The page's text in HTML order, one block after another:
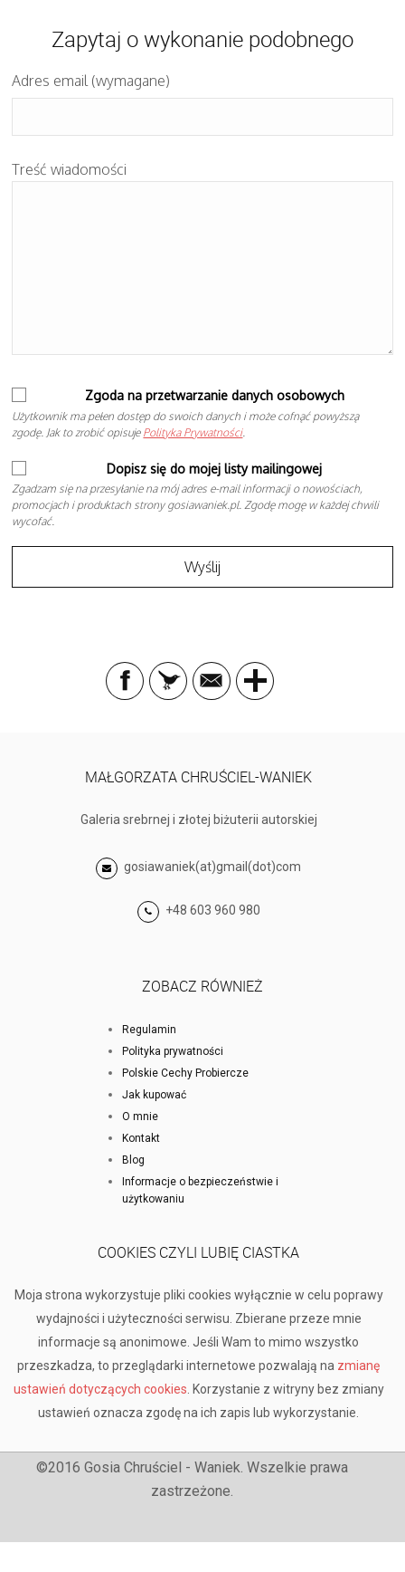
Zapytaj o wykonanie podobnego
Adres email (wymagane)
Treść wiadomości
Zgoda na przetwarzanie danych osobowych
Użytkownik ma pełen dostęp do swoich danych i może cofnąć powyższą
zgodę. Jak to zrobić opisuje Polityka Prywatności.
Dopisz się do mojej listy mailingowej
Zgadzam się na przesyłanie na mój adres e-mail informacji o nowościach,
promocjach i produktach strony gosiawaniek.pl. Zgodę mogę w każdej chwili
wycofać.
MAŁGORZATA CHRUŚCIEL-WANIEK
Galeria srebrnej i złotej biżuterii autorskiej
gosiawaniek(at)gmail(dot)com
+48 603 960 980
ZOBACZ RÓWNIEŻ
Regulamin
Polityka prywatności
Polskie Cechy Probiercze
Jak kupować
O mnie
Kontakt
Blog
Informacje o bezpieczeństwie i
użytkowaniu
COOKIES CZYLI LUBIĘ CIASTKA
Moja strona wykorzystuje pliki cookies wyłącznie w celu poprawy
wydajności i użyteczności serwisu. Zbierane przeze mnie
informacje są anonimowe. Jeśli Wam to mimo wszystko
przeszkadza, to przeglądarki internetowe pozwalają na zmianę
ustawień dotyczących cookies . Korzystanie z witryny bez zmiany
ustawień oznacza zgodę na ich zapis lub wykorzystanie.
©2016 Gosia Chruściel - Waniek. Wszelkie prawa
zastrzeżone.